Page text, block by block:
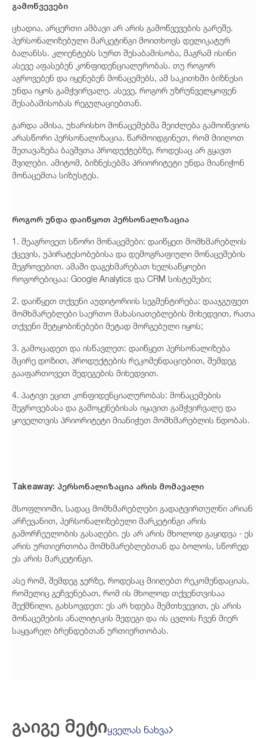
გამოწვევები
ცხადია, არცერთი ამბავი არ არის გამოწვევების გარეშე.
პერსონალიზებული მარკეტინგი მოითხოვს დელიკატურ
ბალანსს. კლიენტებს სურთ შესაბამისობა, მაგრამ ისინი
ასევე აფასებენ კონფიდენციალურობას. თუ როგორ
აგროვებენ და იყენებენ მონაცემებს, ამ საკითხში ბიზნესი
უნდა იყოს გამჭვირვალე. ასევე, როგორ უზრუნველყოფენ
შესაბამისობას რეგულაციებთან.
გარდა ამისა, უხარისხო მონაცემებმა შეიძლება გამოიწვიოს
არასწორი პერსონალიზაცია. წარმოიდგინეთ, რომ მიიღოთ
შეთავაზება ბავშვთა პროდუქტებზე, როდესაც არ გყავთ
შვილები. ამიტომ, ბიზნესებმა პრიორიტეტი უნდა მიანიჭონ
მონაცემთა სიზუსტეს.
როგორ უნდა დაიწყოთ პერსონალიზაცია
1. შეაგროვეთ სწორი მონაცემები: დაიწყეთ მომხმარებლის
ქცევის, უპირატესობებისა და დემოგრაფიული მონაცემების
შეგროვებით. ამაში დაგეხმარებათ ხელსაწყოები
როგორებიცაა: Google Analytics და CRM სისტემები;
2. დაიწყეთ თქვენი აუდიტორიის სეგმენტირება: დააჯგუფეთ
მომხმარებლები საერთო მახასიათებლების მიხედვით, რათა
თქვენი შეტყობინებები მეტად მორგებული იყოს;
3. გამოცადეთ და ისწავლეთ: დაიწყეთ პერსონალიზება
მცირე დოზით, პროდუქტების რეკომენდაციებით, შემდეგ
გააფართოვეთ შედეგების მიხედვით.
4. პატივი ეცით კონფიდენციალურობას: მონაცემების
შეგროვებასა და გამოყენებისას იყავით გამჭვირვალე და
ყოველთვის პრიორიტეტი მიანიჭეთ მომხმარებლის ნდობას.
Takeaway: პერსონალიზაცია არის მომავალი
მსოფლიოში, სადაც მომხმარებლები გადატვირთულნი არიან
არჩევანით, პერსონალიზებული მარკეტინგი არის
გამორჩეულობის გასაღები. ეს არ არის მხოლოდ გაყიდვა - ეს
არის ურთიერთობა მომხმარებლებთან და ბოლოს, სწორედ
ეს არის მარკეტინგი.
ასე რომ, შემდეგ ჯერზე, როდესაც მიიღებთ რეკომენდაციას,
რომელიც გეჩვენებათ, რომ ის მხოლოდ თქვენთვისაა
შექმნილი, გახსოვდეთ: ეს არ ხდება შემთხვევით, ეს არის
მონაცემების ანალიტიკის შედეგი და ის ცვლის ჩვენ მიერ
საყვარელ ბრენდებთან ურთიერთობას.
გაიგე მეტიყველას ნახვა